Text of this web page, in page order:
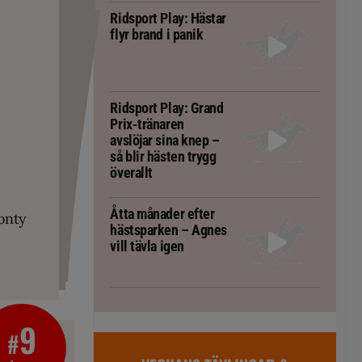
är allt
fång
blivit
tränaren
#9
Ridsport Play: Hästar
flyr brand i panik
Ridsport Play: Grand
Prix-tränaren
avslöjar sina knep –
så blir hästen trygg
överallt
Åtta månader efter
hästsparken – Agnes
vill tävla igen